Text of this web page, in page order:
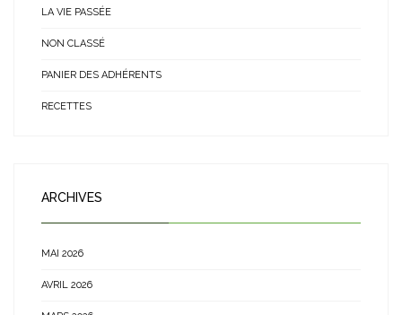
LA VIE PASSÉE
NON CLASSÉ
PANIER DES ADHÉRENTS
RECETTES
ARCHIVES
MAI 2026
AVRIL 2026